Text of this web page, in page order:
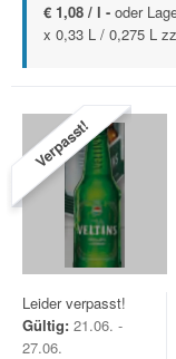
€ 1,08 / l - oder
x 0,33 L / 0,275 L
Verpasst!
Leider verpasst!
Gültig: 21.06. -
27.06.